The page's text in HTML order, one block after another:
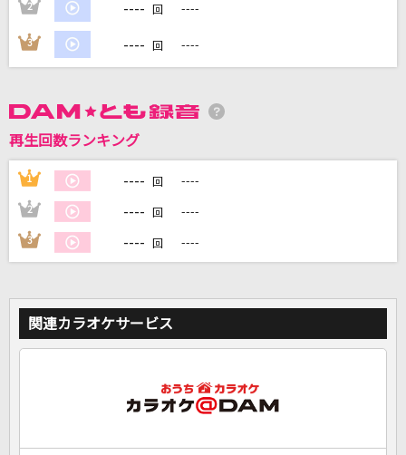
カラオケ最新情報をチェック！
DAMに会員登録・ログインして
カラオケをもっと楽しもう！
家族や友達と一緒に！練習にも！
2 ---- 回 ----
3 ---- 回 ----
再生回数ランキング
1 ---- 回 ----
2 ---- 回 ----
3 ---- 回 ----
関連カラオケサービス